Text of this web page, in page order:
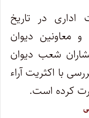
در تاریخ
و معاونین دیوان
شعب دیوان
با اکثریت آراء
کرده است.